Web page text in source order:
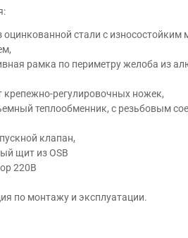
оцинкованной стали с
рамка по периметру желоба из
крепежно-регулировочных ножек,
теплообменник, с резьбовым
клапан,
щит из OSB
220В
по монтажу и эксплуатации.